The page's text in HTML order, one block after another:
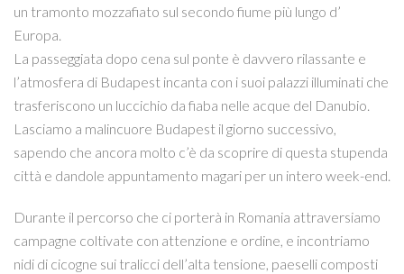
un tramonto mozzafiato sul secondo fiume più lungo d’
Europa.
La passeggiata dopo cena sul ponte è davvero rilassante e
l’atmosfera di Budapest incanta con i suoi palazzi illuminati che
trasferiscono un luccichio da fiaba nelle acque del Danubio.
Lasciamo a malincuore Budapest il giorno successivo,
sapendo che ancora molto c’è da scoprire di questa stupenda
città e dandole appuntamento magari per un intero week-end.
Durante il percorso che ci porterà in Romania attraversiamo
campagne coltivate con attenzione e ordine, e incontriamo
nidi di cicogne sui tralicci dell’alta tensione, paeselli composti